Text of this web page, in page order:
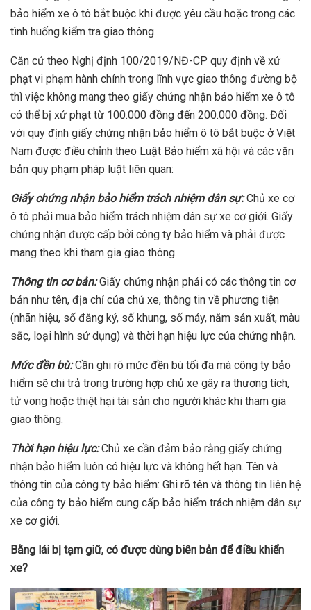
bảo hiểm xe ô tô bắt buộc khi được yêu cầu hoặc trong các
tình huống kiểm tra giao thông.
Căn cứ theo Nghị định 100/2019/NĐ-CP quy định về xử
phạt vi phạm hành chính trong lĩnh vực giao thông đường bộ
thì việc không mang theo giấy chứng nhận bảo hiểm xe ô tô
có thể bị xử phạt từ 100.000 đồng đến 200.000 đồng. Đối
với quy định giấy chứng nhận bảo hiểm ô tô bắt buộc ở Việt
Nam được điều chỉnh theo Luật Bảo hiểm xã hội và các văn
bản quy phạm pháp luật liên quan:
Giấy chứng nhận bảo hiểm trách nhiệm dân sự:Chủ xe cơ
ô tô phải mua bảo hiểm trách nhiệm dân sự xe cơ giới. Giấy
chứng nhận được cấp bởi công ty bảo hiểm và phải được
mang theo khi tham gia giao thông.
Thông tin cơ bản:Giấy chứng nhận phải có các thông tin cơ
bản như tên, địa chỉ của chủ xe, thông tin về phương tiện
(nhãn hiệu, số đăng ký, số khung, số máy, năm sản xuất, màu
sắc, loại hình sử dụng) và thời hạn hiệu lực của chứng nhận.
Mức đền bù:Cần ghi rõ mức đền bù tối đa mà công ty bảo
hiểm sẽ chi trả trong trường hợp chủ xe gây ra thương tích,
tử vong hoặc thiệt hại tài sản cho người khác khi tham gia
giao thông.
Thời hạn hiệu lực:Chủ xe cần đảm bảo rằng giấy chứng
nhận bảo hiểm luôn có hiệu lực và không hết hạn. Tên và
thông tin của công ty bảo hiểm: Ghi rõ tên và thông tin liên hệ
của công ty bảo hiểm cung cấp bảo hiểm trách nhiệm dân sự
xe cơ giới.
Bằng lái bị tạm giữ, có được dùng biên bản để điều khiển
xe?